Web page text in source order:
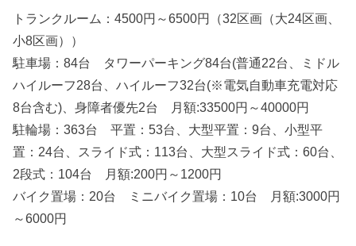
トランクルーム：4500円～6500円（32区画（大24区画、
小8区画））
駐車場：84台 タワーパーキング84台(普通22台、ミドル
ハイルーフ28台、ハイルーフ32台(※電気自動車充電対応
8台含む)、身障者優先2台 月額:33500円～40000円
駐輪場：363台 平置：53台、大型平置：9台、小型平
置：24台、スライド式：113台、大型スライド式：60台、
2段式：104台 月額:200円～1200円
バイク置場：20台 ミニバイク置場：10台 月額:3000円
～6000円